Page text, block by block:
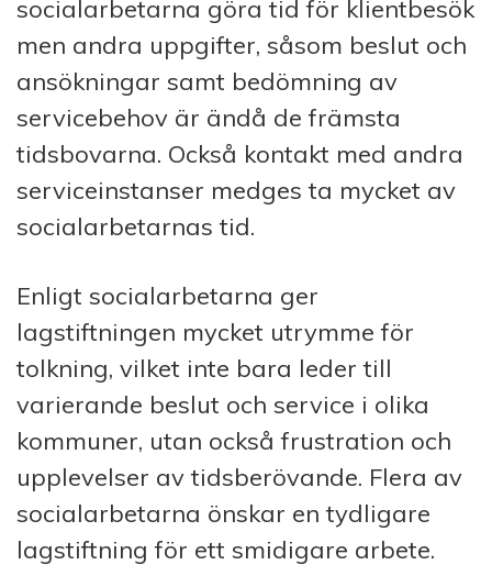
socialarbetarna göra tid för klientbesök
men andra uppgifter, såsom beslut och
ansökningar samt bedömning av
servicebehov är ändå de främsta
tidsbovarna. Också kontakt med andra
serviceinstanser medges ta mycket av
socialarbetarnas tid.
Enligt socialarbetarna ger
lagstiftningen mycket utrymme för
tolkning, vilket inte bara leder till
varierande beslut och service i olika
kommuner, utan också frustration och
upplevelser av tidsberövande. Flera av
socialarbetarna önskar en tydligare
lagstiftning för ett smidigare arbete.